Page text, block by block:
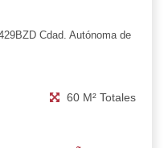
Cdad. Autónoma de
60 M² Totales